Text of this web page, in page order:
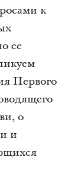
к
ее
Первого
о
и